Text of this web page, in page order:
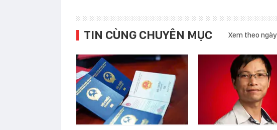
TIN CÙNG CHUYÊN MỤC Xem theo ngày